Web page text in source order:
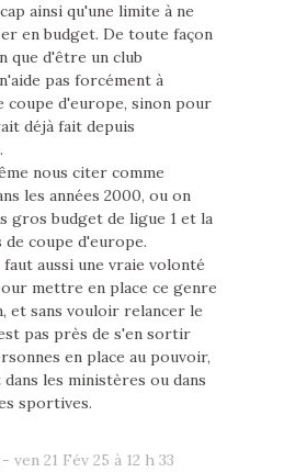
ainsi qu'une limite à ne
en budget. De toute façon
que d'être un club
pas forcément à
coupe d'europe, sinon pour
déjà fait depuis
nous citer comme
les années 2000, ou on
gros budget de ligue 1 et la
de coupe d'europe.
aussi une vraie volonté
mettre en place ce genre
et sans vouloir relancer le
pas près de s'en sortir
en place au pouvoir,
les ministères ou dans
sportives.
ven 21 Fév 25 à 12 h 33